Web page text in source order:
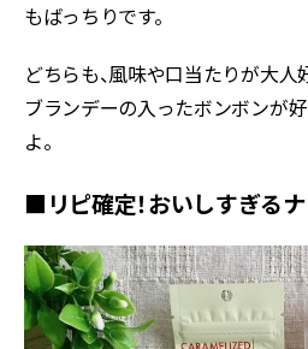
もばっちりです。
どちらも、風味や口当たりが大人
ブランデーの入ったボンボンが
よ。
■リピ確定！おいしすぎる